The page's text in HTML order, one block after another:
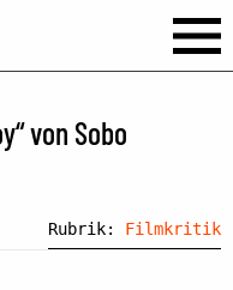
von Sobo
Rubrik: Filmkritik